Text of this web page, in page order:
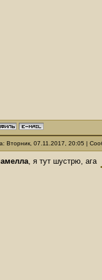
Вторник, 07.11.2017, 20:05 |
, я тут шустрю, ага